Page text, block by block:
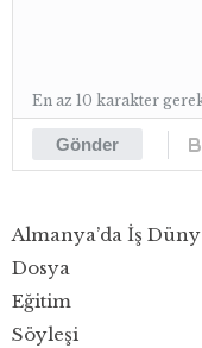
Gönder
En az 10 karakter
Almanya’da İş
Dosya
Eğitim
Söyleşi